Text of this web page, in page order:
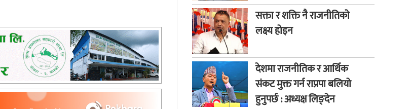
सक्ता र शक्ति नै राजनीतिको
लक्ष्य होइन
देशमा राजनीतिक र आर्थिक
संकट मुक्त गर्न राप्रपा बलियो
हुनुपर्छ : अध्यक्ष लिङ्देन